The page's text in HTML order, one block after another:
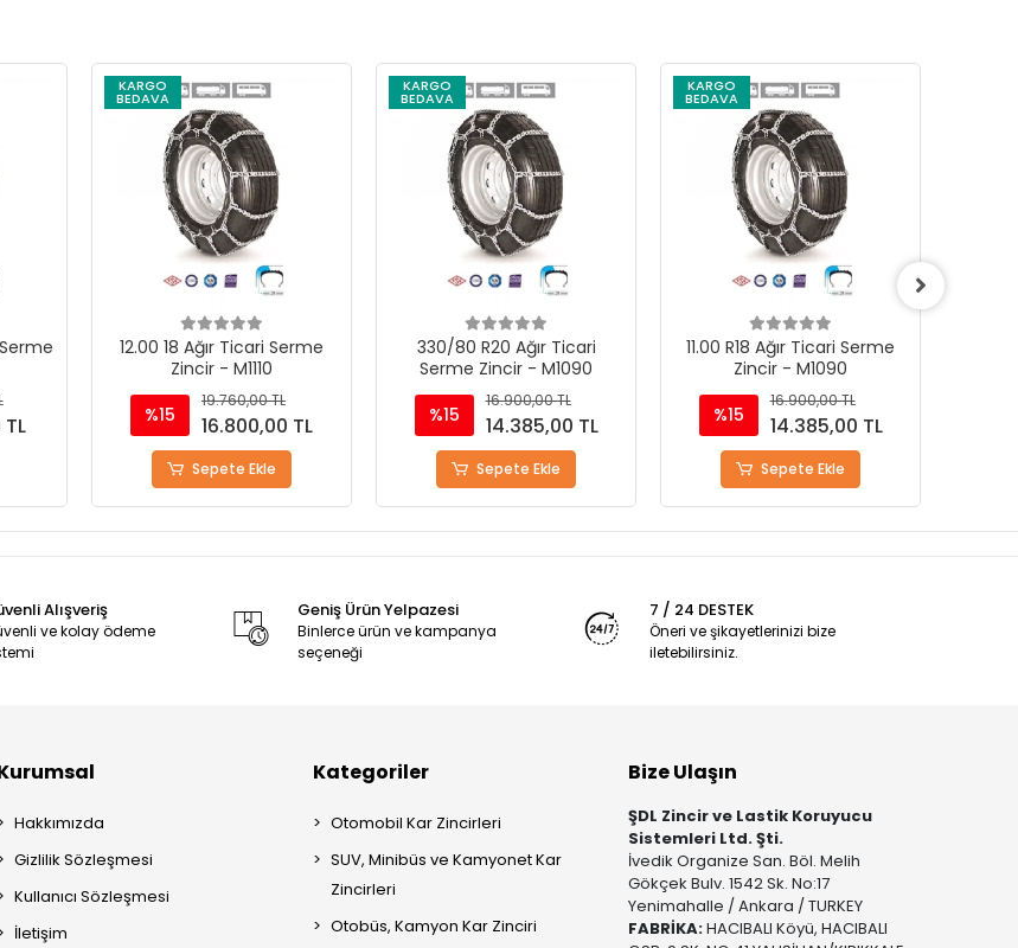
KARGO
BEDAVA
12.00 18 Ağır Ticari Serme
Zincir - M1110
%15
19.760,00 TL
16.800,00 TL
Sepete Ekle
KARGO
BEDAVA
330/80 R20 Ağır Ticari
Serme Zincir - M1090
%15
16.900,00 TL
14.385,00 TL
Sepete Ekle
KARGO
BEDAVA
11.00 R18 Ağır Ticari Serme
Zincir - M1090
%15
16.900,00 TL
14.385,00 TL
Sepete Ekle
Alışveriş
ve kolay ödeme
Geniş Ürün Yelpazesi
Binlerce ürün ve kampanya
seçeneği
7 / 24 DESTEK
Öneri ve şikayetlerinizi bize
iletebilirsiniz.
Hakkımızda
Gizlilik Sözleşmesi
Kullanıcı Sözleşmesi
İletişim
Kategoriler
Otomobil Kar Zincirleri
SUV, Minibüs ve Kamyonet Kar
Zincirleri
Otobüs, Kamyon Kar Zinciri
Bize Ulaşın
ŞDL Zincir ve Lastik Koruyucu
Sistemleri Ltd. Şti.
İvedik Organize San. Böl. Melih
Gökçek Bulv. 1542 Sk. No:17
Yenimahalle / Ankara / TURKEY
FABRİKA:HACIBALI Köyü, HACIBALI